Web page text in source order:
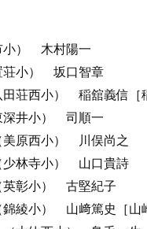
小） 木村陽一
荘小） 坂口智章
荘西小） 稲舘義信［
深井小） 司順一
原西小） 川俣尚之
林寺小） 山口貴詩
彰小） 古堅紀子
綾小） 山﨑篤史［山